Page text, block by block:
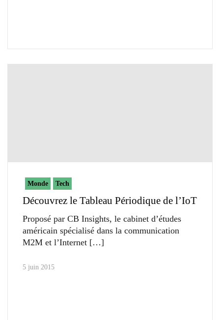
Monde Tech
Découvrez le Tableau Périodique de l’IoT
Proposé par CB Insights, le cabinet d’études
américain spécialisé dans la communication
M2M et l’Internet
5 juin 2015